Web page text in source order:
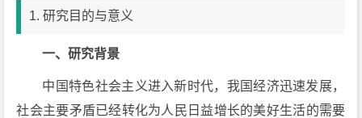
1. 研究目的与意义
一、研究背景
中国特色社会主义进入新时代，我国经济迅速发展，
社会主要矛盾已经转化为人民日益增长的美好生活的需要